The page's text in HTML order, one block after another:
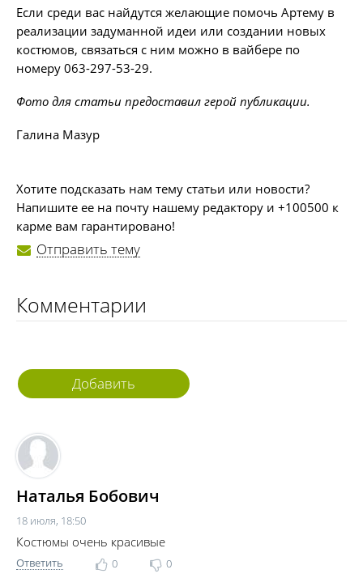
Если среди вас найдутся желающие помочь Артему в
реализации задуманной идеи или создании новых
костюмов, связаться с ним можно в вайбере по
номеру 063-297-53-29.
Фото для статьи предоставил герой публикации.
Галина Мазур
Хотите подсказать нам тему статьи или новости?
Напишите ее на почту нашему редактору и +100500 к
карме вам гарантировано!
Отправить тему
Комментарии
Добавить
Наталья Бобович
18 июля, 18:50
Костюмы очень красивые
Ответить 0 0